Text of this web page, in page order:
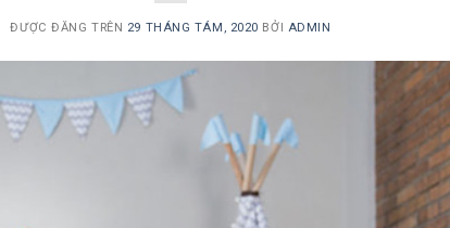
ĐƯỢC ĐĂNG TRÊN 29 THÁNG TÁM, 2020 BỞI ADMIN